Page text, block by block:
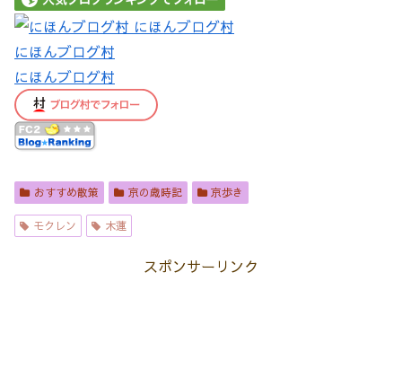
にほんブログ村
にほんブログ村
おすすめ散策 京の歳時記 京歩き
モクレン 木蓮
スポンサーリンク